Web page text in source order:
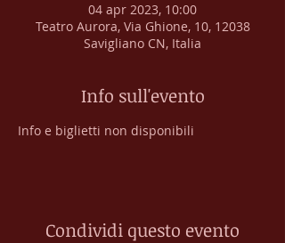
04 apr 2023, 10:00
Teatro Aurora, Via Ghione, 10, 12038
Savigliano CN, Italia
Info sull'evento
Info e biglietti non disponibili
Condividi questo evento